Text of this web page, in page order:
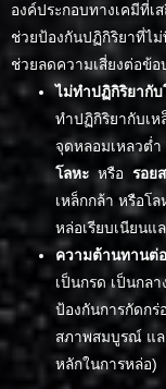
องค์ประกอบทางเคมีที่เ
ช่วยป้องกันปฏิกิริยาที่ไ
ช่วยลดความเสี่ยงต่อข้อ
ไม่ทำปฏิกิริยากับ
ทำปฏิกิริยากับเห
จุดหลอมเหลวต่
โลหะ หรือรอย
เหล็กกล้า หรือโ
หล่อเรียบเนียนแ
ความต้านทานต่
เป็นกรด เป็นกล
ป้องกันการกัดกร่
สภาพสมบูรณ์ แล
หลักในการหล่อ)